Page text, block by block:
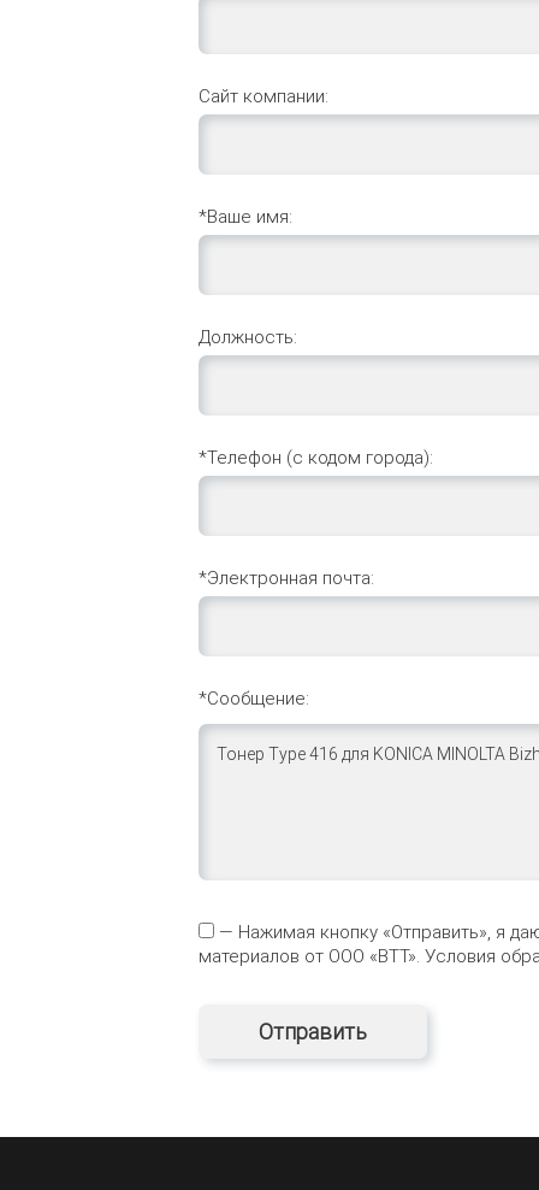
Сайт компании:
*Ваше имя:
Должность:
*Телефон (с кодом города):
*Электронная почта:
*Сообщение:
— Нажимая кнопку «Отправить», я
материалов от ООО «ВТТ». Условия